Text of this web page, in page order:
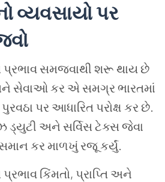
વ્યવસાયો પર
પ્રભાવ સમજવાથી શરૂ થાય છે
સેવાઓ કર એ સમગ્ર ભારતમાં
પર આધારિત પરોક્ષ કર છે.
અને સર્વિસ ટેક્સ જેવા
કર માળખું રજૂ કર્યું.
કિંમતો, પ્રાપ્તિ અને